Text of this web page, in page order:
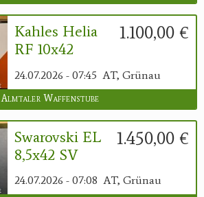
1.100,00 €
Kahles Helia
RF 10x42
24.07.2026 - 07:45 AT, Grünau
Almtaler Waffenstube
1.450,00 €
Swarovski EL
8,5x42 SV
24.07.2026 - 07:08 AT, Grünau